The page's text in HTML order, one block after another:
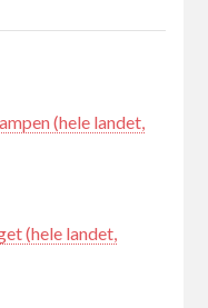
(hele landet,
(hele landet,